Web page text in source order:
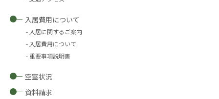
入居費用について
入居に関するご案内
入居費用について
重要事項説明書
空室状況
資料請求